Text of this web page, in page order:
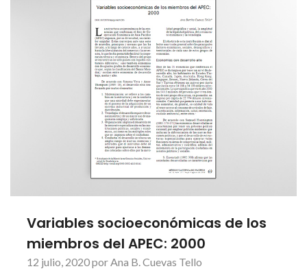
Variables socioeconómicas de los
miembros del APEC: 2000
12 julio, 2020 por Ana B. Cuevas Tello